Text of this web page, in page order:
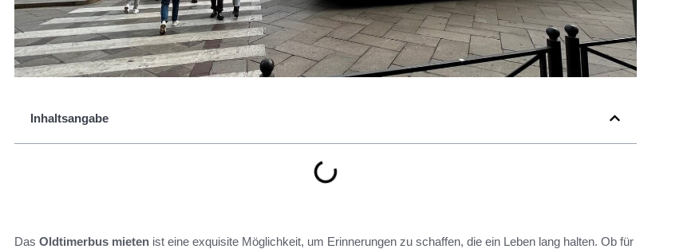
Inhaltsangabe
Das Oldtimerbus mieten ist eine exquisite Möglichkeit, um Erinnerungen zu schaffen, die ein Leben lang halten. Ob für